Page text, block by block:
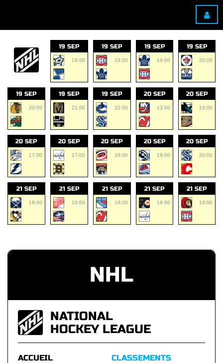
19 SEP
19:00
19 SEP
19:00
19 SEP
19:00
19 SEP
20:00
19 SEP
20:00
19 SEP
21:00
19 SEP
22:00
20 SEP
13:00
20 SEP
16:00
20 SEP
17:00
20 SEP
17:00
20 SEP
19:00
20 SEP
19:00
20 SEP
20:00
21 SEP
19:00
21 SEP
19:00
21 SEP
19:00
21 SEP
19:00
21 SEP
19:00
NHL
NATIONAL
HOCKEY LEAGUE
ACCUEIL
CLASSEMENTS